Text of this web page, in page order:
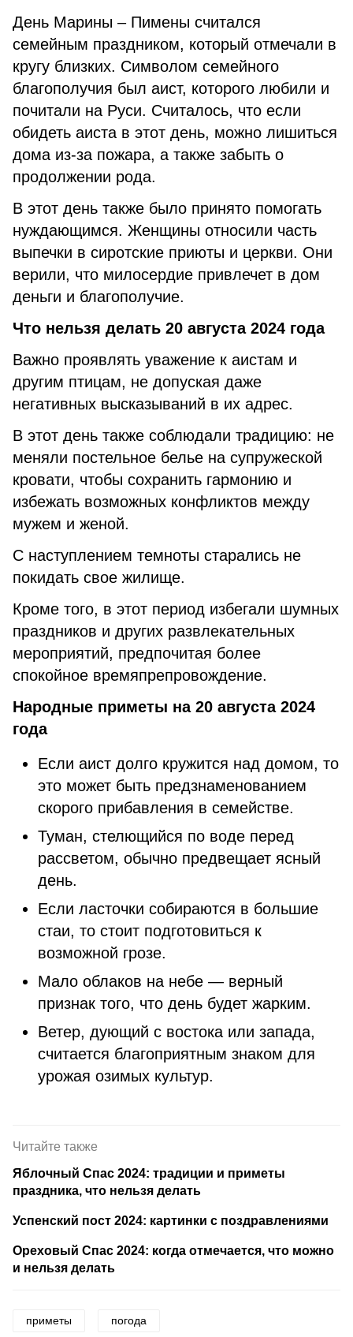
День Марины – Пимены считался
семейным праздником, который отмечали в
кругу близких. Символом семейного
благополучия был аист, которого любили и
почитали на Руси. Считалось, что если
обидеть аиста в этот день, можно лишиться
дома из-за пожара, а также забыть о
продолжении рода.
В этот день также было принято помогать
нуждающимся. Женщины относили часть
выпечки в сиротские приюты и церкви. Они
верили, что милосердие привлечет в дом
деньги и благополучие.
Что нельзя делать 20 августа 2024 года
Важно проявлять уважение к аистам и
другим птицам, не допуская даже
негативных высказываний в их адрес.
В этот день также соблюдали традицию: не
меняли постельное белье на супружеской
кровати, чтобы сохранить гармонию и
избежать возможных конфликтов между
мужем и женой.
С наступлением темноты старались не
покидать свое жилище.
Кроме того, в этот период избегали шумных
праздников и других развлекательных
мероприятий, предпочитая более
спокойное времяпрепровождение.
Народные приметы на 20 августа 2024
года
Если аист долго кружится над домом, то
это может быть предзнаменованием
скорого прибавления в семействе.
Туман, стелющийся по воде перед
рассветом, обычно предвещает ясный
день.
Если ласточки собираются в большие
стаи, то стоит подготовиться к
возможной грозе.
Мало облаков на небе — верный
признак того, что день будет жарким.
Ветер, дующий с востока или запада,
считается благоприятным знаком для
урожая озимых культур.
Читайте также
Яблочный Спас 2024: традиции и приметы
праздника, что нельзя делать
Успенский пост 2024: картинки с поздравлениями
Ореховый Спас 2024: когда отмечается, что можно
и нельзя делать
приметы погода